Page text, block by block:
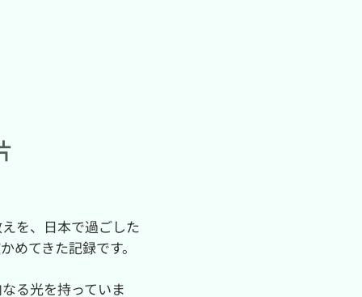
を、日本で過ごした
めてきた記録です。
る光を持っていま